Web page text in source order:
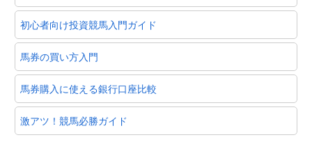
初心者向け投資競馬入門ガイド
馬券の買い方入門
馬券購入に使える銀行口座比較
激アツ！競馬必勝ガイド